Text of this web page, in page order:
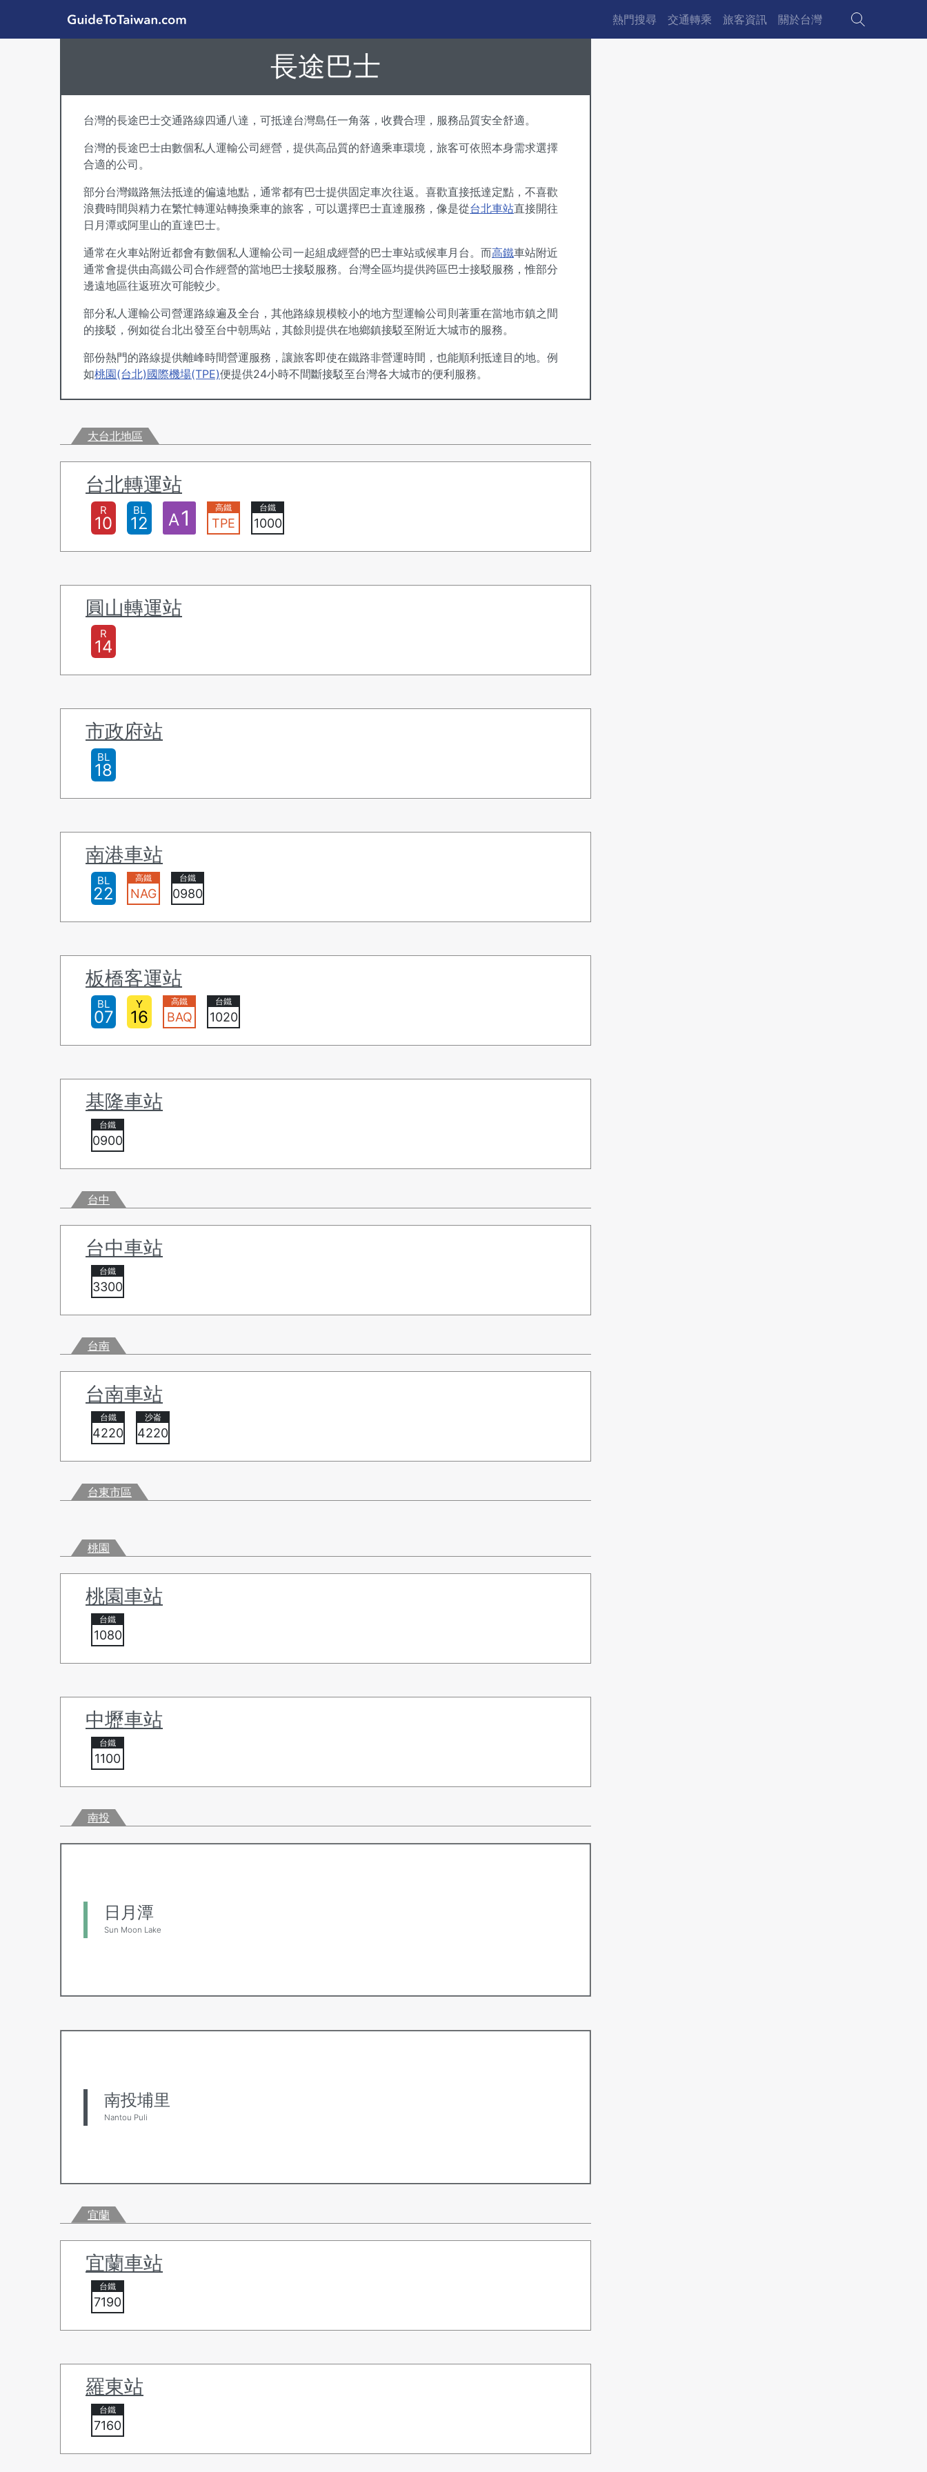
GuideToTaiwan.com
Main
熱門搜尋 交通轉乘 旅客資訊 關於台灣
長途跨區運輸巴士客運
長途巴士
台灣的長途巴士交通路線四通八達，可抵達台灣島任一角落，收費合理，服務品質安全舒適。
台灣的長途巴士由數個私人運輸公司經營，提供高品質的舒適乘車環境，旅客可依照本身需求選擇
合適的公司。
部分台灣鐵路無法抵達的偏遠地點，通常都有巴士提供固定車次往返。喜歡直接抵達定點，不喜歡
浪費時間與精力在繁忙轉運站轉換乘車的旅客，可以選擇巴士直達服務，像是從台北車站直接開往
日月潭或阿里山的直達巴士。
通常在火車站附近都會有數個私人運輸公司一起組成經營的巴士車站或候車月台。而高鐵車站附近
通常會提供由高鐵公司合作經營的當地巴士接駁服務。台灣全區均提供跨區巴士接駁服務，惟部分
邊遠地區往返班次可能較少。
部分私人運輸公司營運路線遍及全台，其他路線規模較小的地方型運輸公司則著重在當地市鎮之間
的接駁，例如從台北出發至台中朝馬站，其餘則提供在地鄉鎮接駁至附近大城市的服務。
部份熱門的路線提供離峰時間營運服務，讓旅客即使在鐵路非營運時間，也能順利抵達目的地。例
如桃園(台北)國際機場(TPE)便提供24小時不間斷接駁至台灣各大城市的便利服務。
大台北地區
台北轉運站
R
10
BL
12 A1 TPE 1000
圓山轉運站
R
14
市政府站
BL
18
南港車站
BL
22 NAG 0980
板橋客運站
BL
07
Y
16 BAQ 1020
基隆車站
0900
台中
台中車站
3300
台南
台南車站
4220 4220
台東市區
桃園
桃園車站
1080
中壢車站
1100
南投
日月潭
Sun Moon Lake
南投埔里
Nantou Puli
宜蘭
宜蘭車站
7190
羅東站
7160